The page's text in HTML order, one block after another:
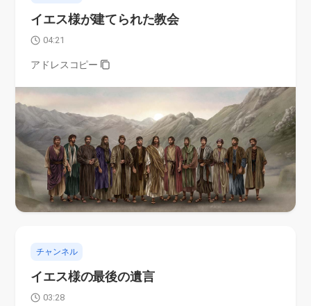
イエス様が建てられた教会
04:21
アドレスコピー
チャンネル
イエス様の最後の遺言
03:28